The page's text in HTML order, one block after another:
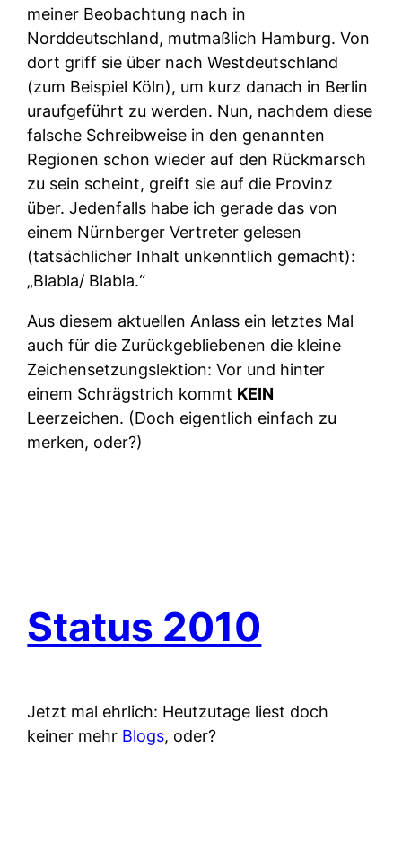
meiner Beobachtung nach in
Norddeutschland, mutmaßlich Hamburg. Von
dort griff sie über nach Westdeutschland
(zum Beispiel Köln), um kurz danach in Berlin
uraufgeführt zu werden. Nun, nachdem diese
falsche Schreibweise in den genannten
Regionen schon wieder auf den Rückmarsch
zu sein scheint, greift sie auf die Provinz
über. Jedenfalls habe ich gerade das von
einem Nürnberger Vertreter gelesen
(tatsächlicher Inhalt unkenntlich gemacht):
„Blabla/ Blabla.“
Aus diesem aktuellen Anlass ein letztes Mal
auch für die Zurückgebliebenen die kleine
Zeichensetzungslektion: Vor und hinter
einem Schrägstrich kommt KEIN
Leerzeichen. (Doch eigentlich einfach zu
merken, oder?)
Status 2010
Jetzt mal ehrlich: Heutzutage liest doch
keiner mehr Blogs, oder?